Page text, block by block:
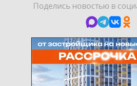
Поделись новостью в